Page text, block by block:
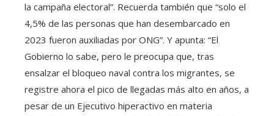
la campaña electoral”. Recuerda también que “solo el
4,5% de las personas que han desembarcado en
2023 fueron auxiliadas por ONG”. Y apunta: “El
Gobierno lo sabe, pero le preocupa que, tras
ensalzar el bloqueo naval contra los migrantes, se
registre ahora el pico de llegadas más alto en años, a
pesar de un Ejecutivo hiperactivo en materia